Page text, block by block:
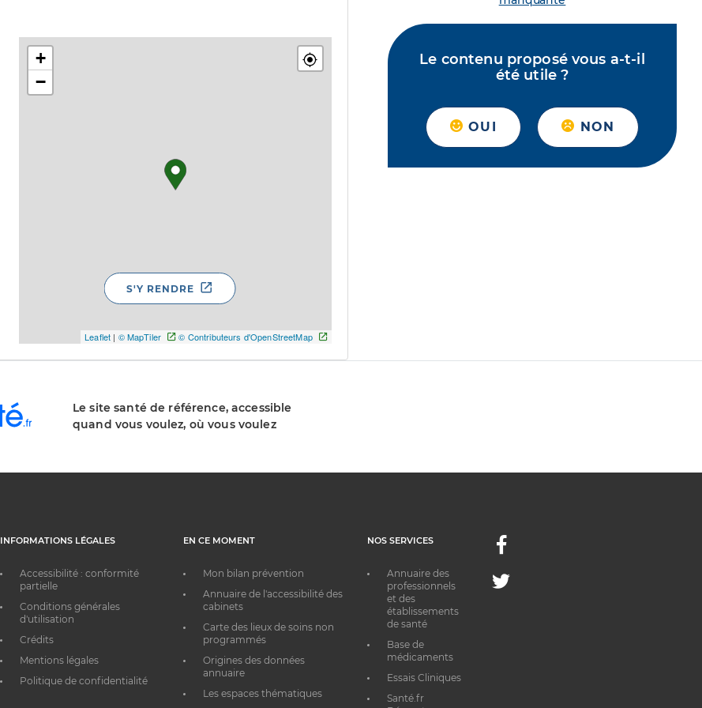
+
−
Leaflet | © MapTiler © Contributeurs d'OpenStreetMap
S'Y RENDRE
Le contenu proposé vous a-t-il
été utile ?
OUI NON
Le site santé de référence, accessible
quand vous voulez, où vous voulez
INFORMATIONS LÉGALES
Accessibilité : conformité
partielle
Conditions générales
d'utilisation
Crédits
Mentions légales
Politique de confidentialité
EN CE MOMENT
Mon bilan prévention
Annuaire de l'accessibilité des
cabinets
Carte des lieux de soins non
programmés
Origines des données
annuaire
Les espaces thématiques
NOS SERVICES
Annuaire des
professionnels
et des
établissements
de santé
Base de
médicaments
Essais Cliniques
Santé.fr
Facebook
Twitter